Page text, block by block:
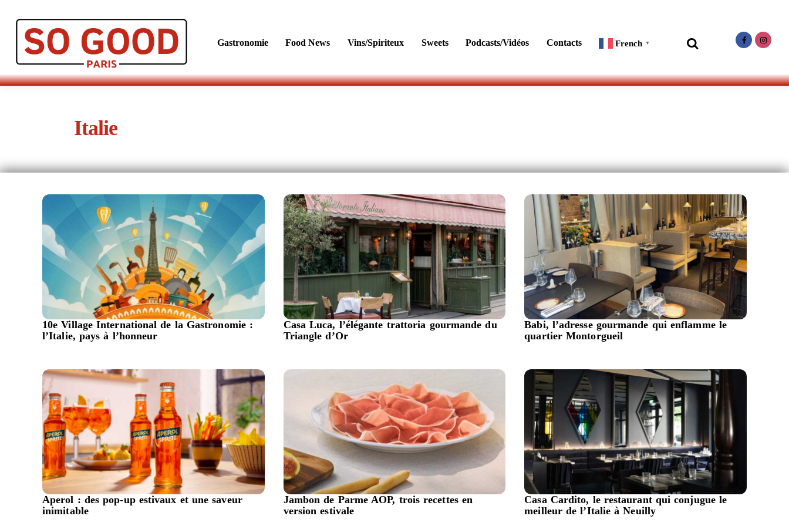
Gastronomie Food News Vins/Spiriteux Sweets Podcasts/Vidéos Contacts French ▼
Italie
10e Village International de la Gastronomie :
l’Italie, pays à l’honneur
Casa Luca, l’élégante trattoria gourmande du
Triangle d’Or
Babi, l’adresse gourmande qui enflamme le
quartier Montorgueil
Aperol : des pop-up estivaux et une saveur
inimitable
Jambon de Parme AOP, trois recettes en
version estivale
Casa Cardito, le restaurant qui conjugue le
meilleur de l’Italie à Neuilly